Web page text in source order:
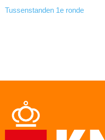
Tussenstanden 1e ronde